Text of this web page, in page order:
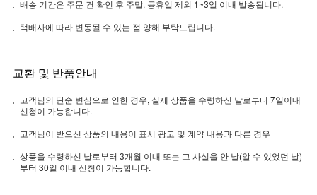
배송 기간은 주문 건 확인 후 주말, 공휴일 제외 1~3일 이내 발송됩니다.
택배사에 따라 변동될 수 있는 점 양해 부탁드립니다.
교환 및 반품안내
고객님의 단순 변심으로 인한 경우, 실제 상품을 수령하신 날로부터 7일이내
신청이 가능합니다.
고객님이 받으신 상품의 내용이 표시 광고 및 계약 내용과 다른 경우
상품을 수령하신 날로부터 3개월 이내 또는 그 사실을 안 날(알 수 있었던 날)
부터 30일 이내 신청이 가능합니다.